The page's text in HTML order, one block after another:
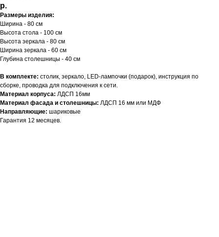
р.
Размеры изделия:
Ширина - 80 см
Высота стола - 100 см
Высота зеркала - 80 см
Ширина зеркала - 60 см
Глубина столешницы - 40 см
В комплекте: столик, зеркало, LED-лампочки (подарок), инструкция по
сборке, проводка для подключения к сети.
Материал корпуса: ЛДСП 16мм
Материал фасада и столешницы: ЛДСП 16 мм или МДФ
Направляющие: шариковые
Гарантия 12 месяцев.